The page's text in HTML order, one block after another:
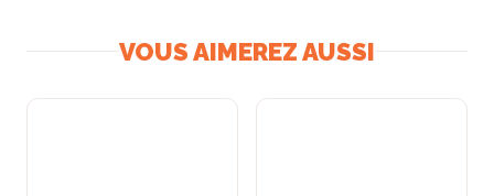
VOUS AIMEREZ AUSSI